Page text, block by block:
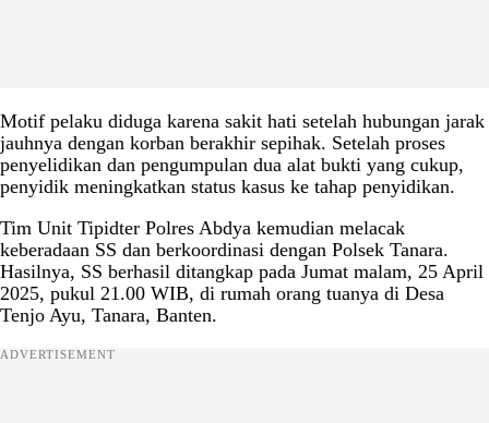
Motif pelaku diduga karena sakit hati setelah hubungan jarak
jauhnya dengan korban berakhir sepihak. Setelah proses
penyelidikan dan pengumpulan dua alat bukti yang cukup,
penyidik meningkatkan status kasus ke tahap penyidikan.
Tim Unit Tipidter Polres Abdya kemudian melacak
keberadaan SS dan berkoordinasi dengan Polsek Tanara.
Hasilnya, SS berhasil ditangkap pada Jumat malam, 25 April
2025, pukul 21.00 WIB, di rumah orang tuanya di Desa
Tenjo Ayu, Tanara, Banten.
ADVERTISEMENT